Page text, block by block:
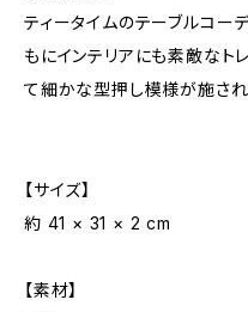
ティータイムのテーブルコー
もにインテリアにも素敵なト
て細かな型押し模様が施され
【サイズ】
約 41 × 31 × 2 cm
【素材】